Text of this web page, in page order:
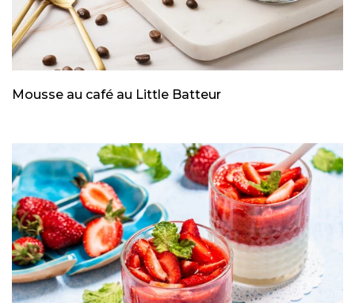
Mousse au café au Little Batteur